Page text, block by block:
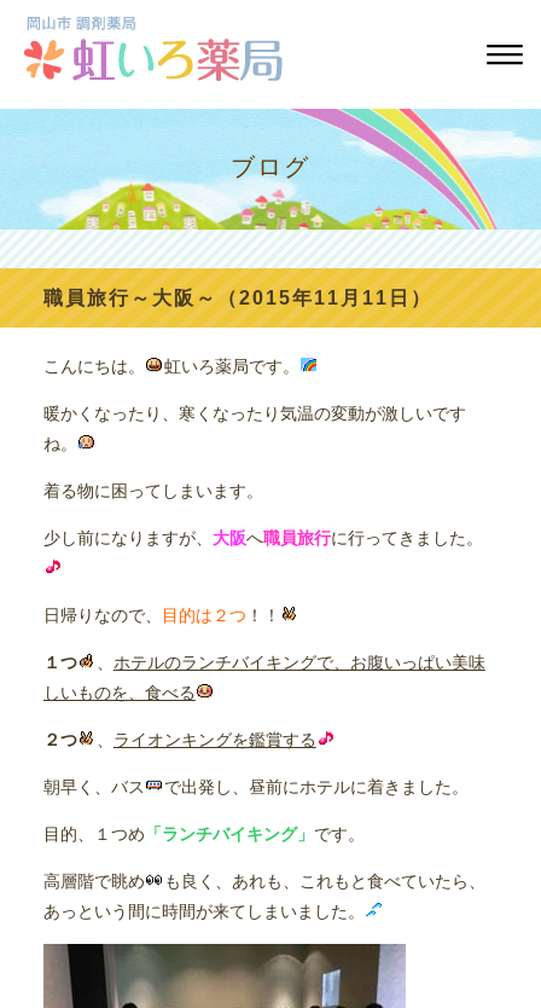
ブログ
職員旅行～大阪～（2015年11月11日）
こんにちは。 虹いろ薬局です。
暖かくなったり、寒くなったり気温の変動が激しいです
ね。
着る物に困ってしまいます。
少し前になりますが、 大阪へ職員旅行に行ってきました。
日帰りなので、 目的は２つ ！！
１つ
ホテルのランチバイキングで、お腹いっぱい美味
しいものを、食べる
２つ ライオンキングを鑑賞する
朝早く、バス で出発し、昼前にホテルに着きました。
目的、１つめ 「ランチバイキング」 です。
高層階で眺め
も良く、あれも、これもと食べていたら、
あっという間に時間が来てしまいました。